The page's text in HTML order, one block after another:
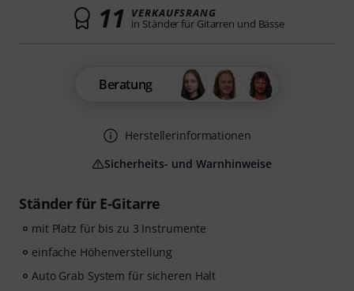
Ständer für E-Gitarre
mit Platz für bis zu 3 Instrumente
einfache Höhenverstellung
Auto Grab System für sicheren Halt
11 VERKAUFSRANG
in Ständer für Gitarren und Bässe
Beratung
Herstellerinformationen
Sicherheits- und Warnhinweise